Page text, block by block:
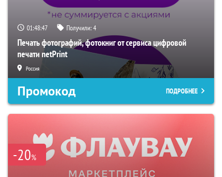
01:48:46 Получили:4
Печать фотографий, фотокниг от сервиса цифровой
печати netPrint
Россия
Промокод ПОДРОБНЕЕ
-20%